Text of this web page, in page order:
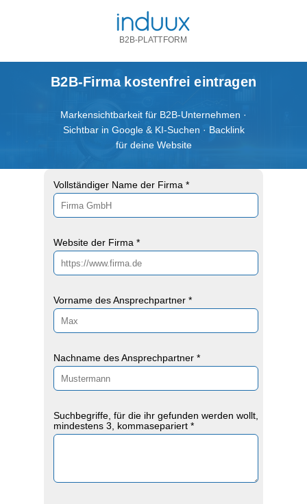
B2B-Firma kostenfrei eintragen
B2B-PLATTFORM
Vollständiger Name der Firma *
Website der Firma *
Vorname des Ansprechpartner *
Nachname des Ansprechpartner *
Suchbegriffe, für die ihr gefunden werden wollt,
mindestens 3, kommasepariert *
Markensichtbarkeit für B2B-Unternehmen ·
Sichtbar in Google & KI-Suchen · Backlink
für deine Website